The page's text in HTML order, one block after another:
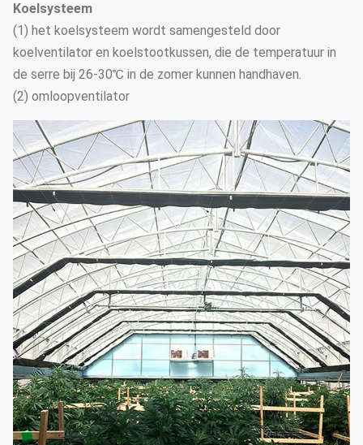
Koelsysteem
(1) het koelsysteem wordt samengesteld door
koelventilator en koelstootkussen, die de temperatuur in
de serre bij 26-30℃ in de zomer kunnen handhaven.
(2) omloopventilator